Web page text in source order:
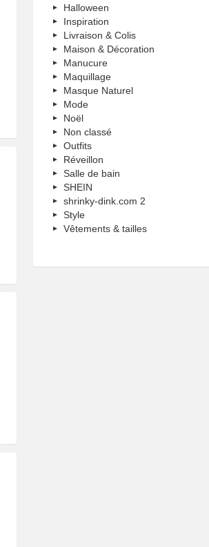
Halloween
Inspiration
Livraison & Colis
Maison & Décoration
Manucure
Maquillage
Masque Naturel
Mode
Noël
Non classé
Outfits
Réveillon
Salle de bain
SHEIN
shrinky-dink.com 2
Style
Vêtements & tailles